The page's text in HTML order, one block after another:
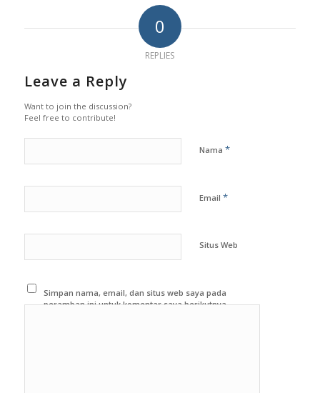
0
REPLIES
Leave a Reply
Want to join the discussion?
Feel free to contribute!
Nama *
Email *
Situs Web
Simpan nama, email, dan situs web saya pada
peramban ini untuk komentar saya berikutnya.